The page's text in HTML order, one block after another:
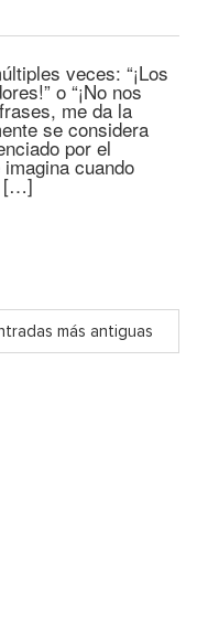
veces: “¡Los
o “¡No nos
me da la
se considera
por el
cuando
[…]
más antiguas